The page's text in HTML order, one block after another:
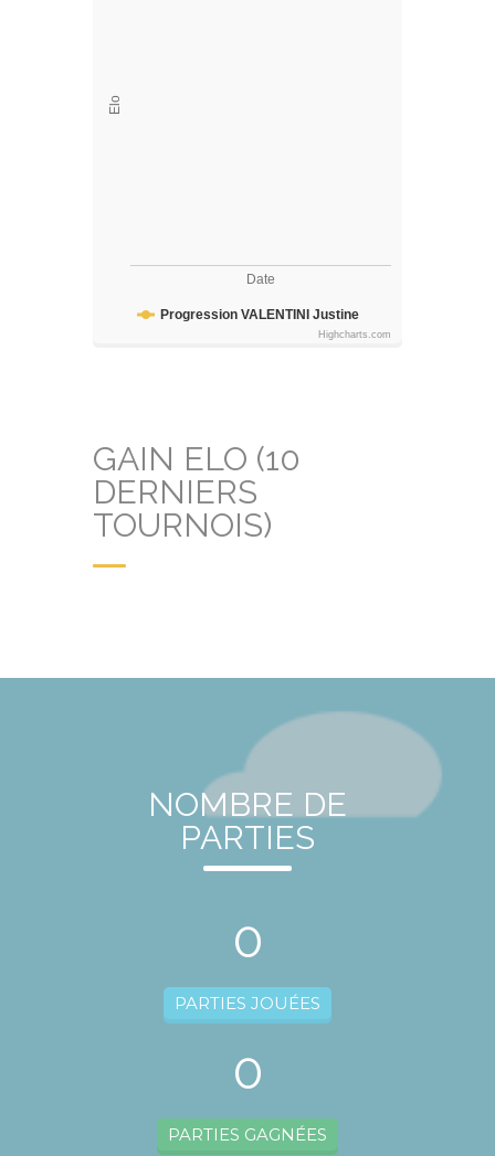
Date
Elo
Progression VALENTINI Justine
Highcharts.com
GAIN ELO (10
DERNIERS
TOURNOIS)
NOMBRE DE
PARTIES
0
PARTIES JOUÉES
0
PARTIES GAGNÉES